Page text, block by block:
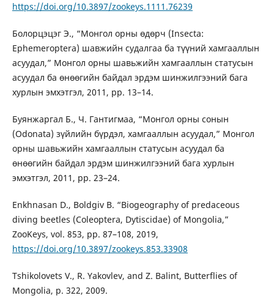
https://doi.org/10.3897/zookeys.1111.76239
Болорцэцэг Э., “Монгол орны өдөрч (Insecta:
Ephemeroptera) шавжийн судалгаа ба түүний хамгааллын
асуудал,” Монгол орны шавьжийн хамгааллын статусын
асуудал ба өнөөгийн байдал эрдэм шинжилгээний бага
хурлын эмхэтгэл, 2011, pp. 13–14.
Буянжаргал Б., Ч. Гантигмаа, “Монгол орны сонын
(Odonata) зүйлийн бүрдэл, хамгааллын асуудал,” Монгол
орны шавьжийн хамгааллын статусын асуудал ба
өнөөгийн байдал эрдэм шинжилгээний бага хурлын
эмхэтгэл, 2011, pp. 23–24.
Enkhnasan D., Boldgiv B. “Biogeography of predaceous
diving beetles (Coleoptera, Dytiscidae) of Mongolia,”
ZooKeys, vol. 853, pp. 87–108, 2019,
https://doi.org/10.3897/zookeys.853.33908
Tshikolovets V., R. Yakovlev, and Z. Balint, Butterflies of
Mongolia, p. 322, 2009.